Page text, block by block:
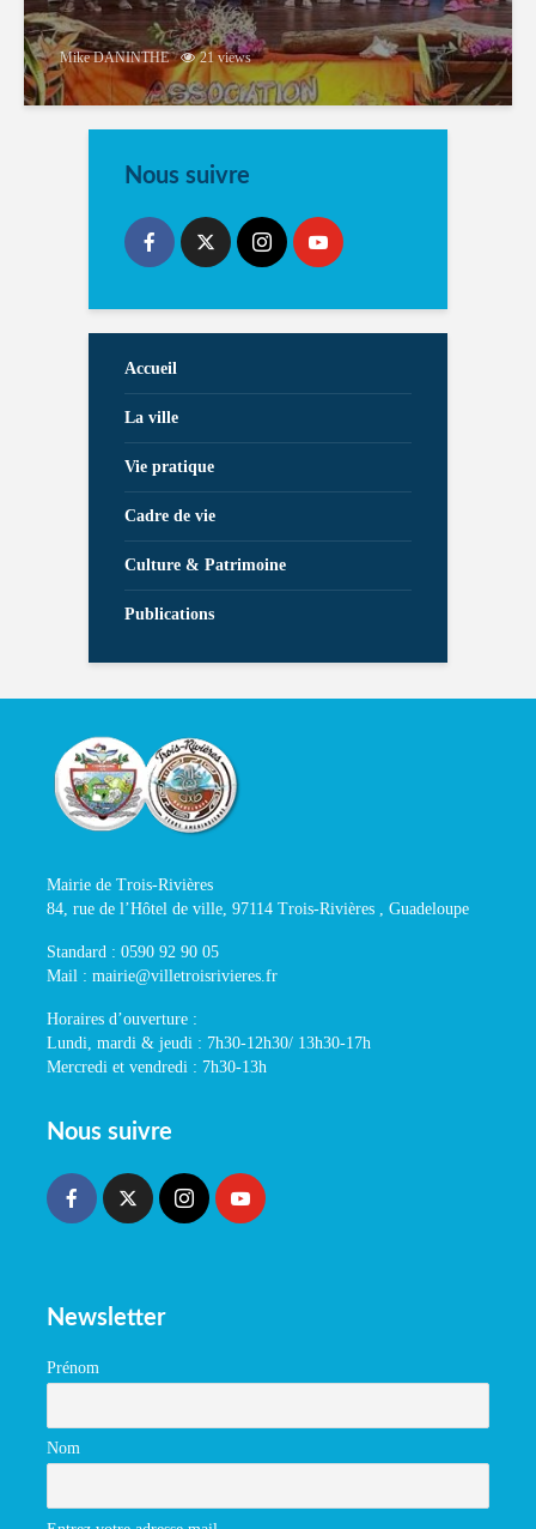
Mike DANINTHE 21 views
Nous suivre
Accueil
La ville
Vie pratique
Cadre de vie
Culture & Patrimoine
Publications
Mairie de Trois-Rivières
84, rue de l’Hôtel de ville, 97114 Trois-Rivières , Guadeloupe
Standard : 0590 92 90 05
Mail : mairie@villetroisrivieres.fr
Horaires d’ouverture :
Lundi, mardi & jeudi : 7h30-12h30/ 13h30-17h
Mercredi et vendredi : 7h30-13h
Nous suivre
Newsletter
Prénom
Nom